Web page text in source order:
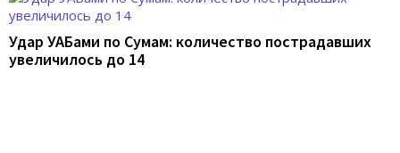
Удар УАБами по Сумам: количество пострадавших
увеличилось до 14